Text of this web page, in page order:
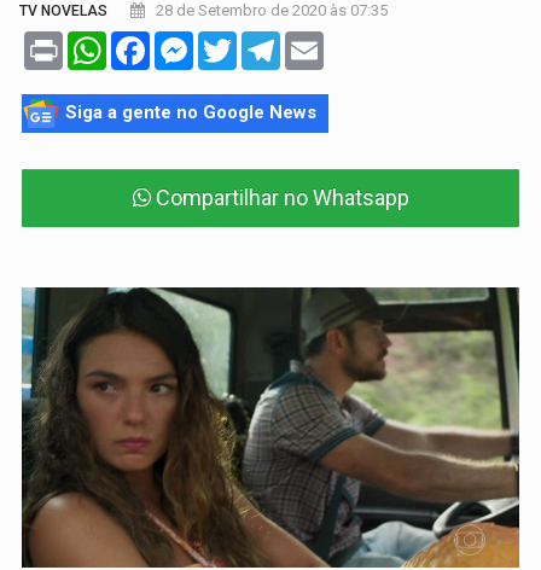
TV NOVELAS 28 de Setembro de 2020 às 07:35
Print WhatsAppFacebookMessenger
TwitterTelegram
Siga a gente no Google News
Compartilhar no Whatsapp